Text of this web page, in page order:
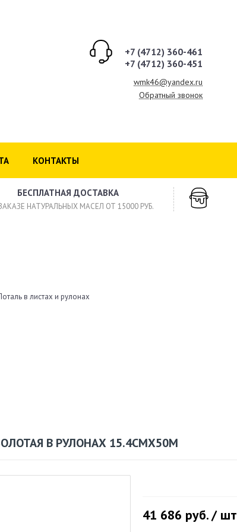
+7 (4712) 360-461
+7 (4712) 360-451
wmk46@yandex.ru
Обратный звонок
КОНТАКТЫ
БЕСПЛАТНАЯ ДОСТАВКА
НАТУРАЛЬНЫХ МАСЕЛ ОТ 15000 РУБ.
в листах и рулонах
В РУЛОНАХ 15.4СМХ50М
41 686 руб. / шт